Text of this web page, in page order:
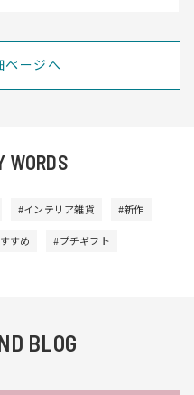
ページへ
WORDS
#インテリア雑貨 #新作
すめ #プチギフト
BLOG